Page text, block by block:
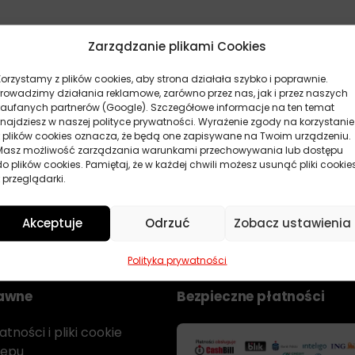
Zarządzanie plikami Cookies
z plików cookies, aby strona działała szybko i poprawnie.
działania reklamowe, zarówno przez nas, jak i przez naszych
partnerów (Google). Szczegółowe informacje na ten temat
w naszej polityce prywatności. Wyrażenie zgody na korzystanie
plików cookies oznacza, że będą one zapisywane na Twoim urządzeniu.
możliwość zarządzania warunkami przechowywania lub dostępu
plików cookies. Pamiętaj, że w każdej chwili możesz usunąć pliki
przeglądarki.
Akceptuje Odrzuć Zobacz ustawienia
Polityka prywatności
pojazdu. Stosowane są do mocowania i
przed wnikaniem wilgoci i hałasem
i odpornością na zmienne warunki
szyb oraz w naprawach karoserii samochodowej,
trwałość i bezpieczeństwo użytkowania.
klejów , przydatne w wielu innych pracach
i pliki cookie
Bezpieczne płatności